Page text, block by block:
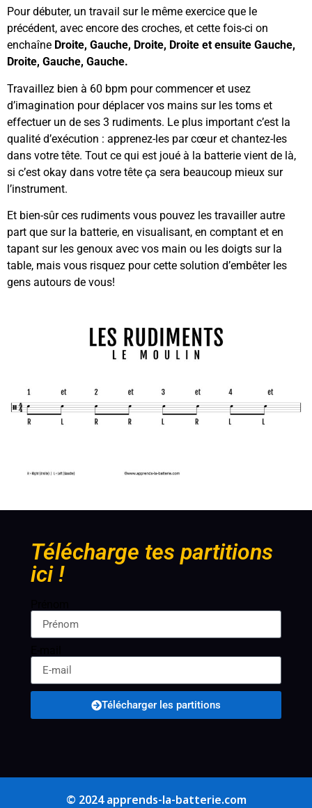
Pour débuter, un travail sur le même exercice que le
précédent, avec encore des croches, et cette fois-ci on
enchaîne Droite, Gauche, Droite, Droite et ensuite Gauche,
Droite, Gauche, Gauche.
Travaillez bien à 60 bpm pour commencer et usez
d’imagination pour déplacer vos mains sur les toms et
effectuer un de ses 3 rudiments. Le plus important c’est la
qualité d’exécution : apprenez-les par cœur et chantez-les
dans votre tête. Tout ce qui est joué à la batterie vient de là,
si c’est okay dans votre tête ça sera beaucoup mieux sur
l’instrument.
Et bien-sûr ces rudiments vous pouvez les travailler autre
part que sur la batterie, en visualisant, en comptant et en
tapant sur les genoux avec vos main ou les doigts sur la
table, mais vous risquez pour cette solution d’embêter les
gens autours de vous!
Télécharge tes partitions
ici !
Télécharger les partitions
© 2024 apprends-la-batterie.com